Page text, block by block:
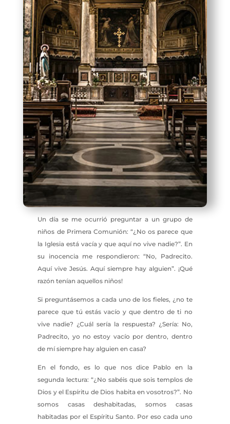
Un día se me ocurrió preguntar a un grupo de
niños de Primera Comunión: “¿No os parece que
la Iglesia está vacía y que aquí no vive nadie?”. En
su inocencia me respondieron: “No, Padrecito.
Aquí vive Jesús. Aquí siempre hay alguien”. ¡Qué
razón tenían aquellos niños!
Si preguntásemos a cada uno de los fieles, ¿no te
parece que tú estás vacío y que dentro de ti no
vive nadie? ¿Cuál sería la respuesta? ¿Sería: No,
Padrecito, yo no estoy vacío por dentro, dentro
de mí siempre hay alguien en casa?
En el fondo, es lo que nos dice Pablo en la
segunda lectura: “¿No sabéis que sois templos de
Dios y el Espíritu de Dios habita en vosotros?”. No
somos casas deshabitadas, somos casas
habitadas por el Espíritu Santo. Por eso cada uno